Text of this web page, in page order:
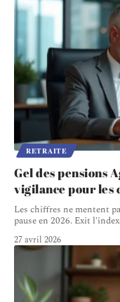
RETRAITE
Gel des pensions
vigilance pour les
Les chiffres ne mentent
pause en 2026. Exit
27 avril 2026